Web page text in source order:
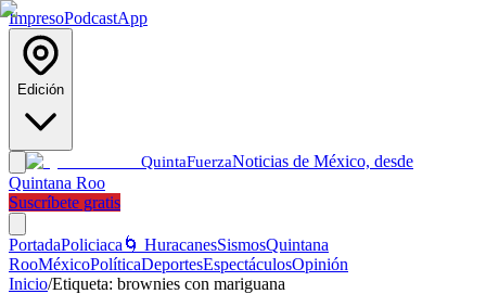
ImpresoPodcastApp
Edición
QuintaFuerzaNoticias de México, desde
Quintana Roo
Suscríbete gratis
PortadaPoliciaca 🌀 HuracanesSismosQuintana
RooMéxicoPolíticaDeportesEspectáculosOpinión
Inicio/Etiqueta: brownies con mariguana